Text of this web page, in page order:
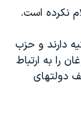
نکرده است.
دارند و حزب
را به ارتباط
دولتهای